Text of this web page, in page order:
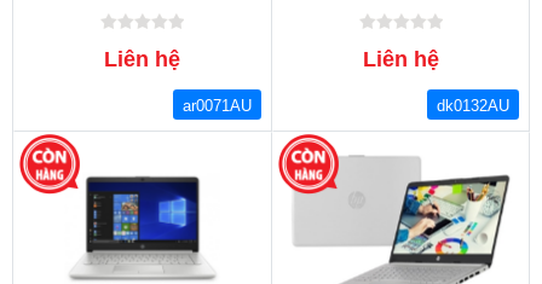
Liên hệ
ar0071AU
Liên hệ
dk0132AU